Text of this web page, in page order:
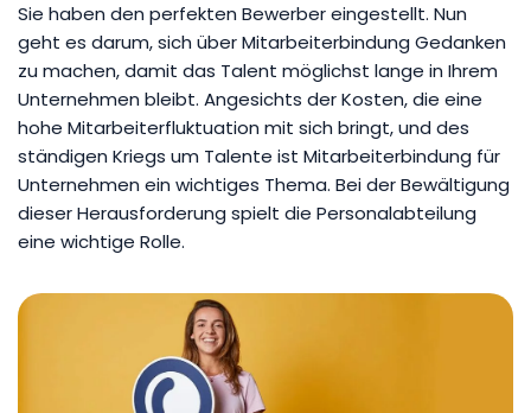
Sie haben den perfekten Bewerber eingestellt. Nun
geht es darum, sich über Mitarbeiterbindung Gedanken
zu machen, damit das Talent möglichst lange in Ihrem
Unternehmen bleibt. Angesichts der Kosten, die eine
hohe Mitarbeiterfluktuation mit sich bringt, und des
ständigen Kriegs um Talente ist Mitarbeiterbindung für
Unternehmen ein wichtiges Thema. Bei der Bewältigung
dieser Herausforderung spielt die Personalabteilung
eine wichtige Rolle.